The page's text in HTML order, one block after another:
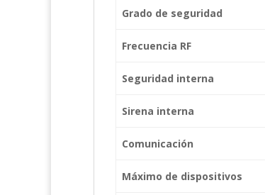
Grado de seguridad
Frecuencia RF
Seguridad interna
Sirena interna
Comunicación
Máximo de dispositivos